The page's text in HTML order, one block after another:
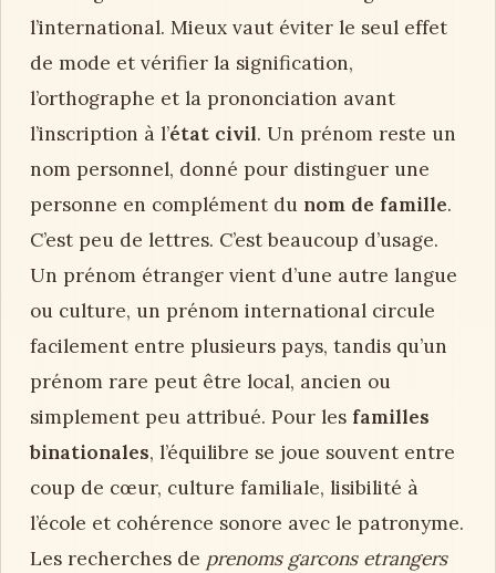
l’international. Mieux vaut éviter le seul effet
de mode et vérifier la signification,
l’orthographe et la prononciation avant
l’inscription à l’état civil. Un prénom reste un
nom personnel, donné pour distinguer une
personne en complément du nom de famille.
C’est peu de lettres. C’est beaucoup d’usage.
Un prénom étranger vient d’une autre langue
ou culture, un prénom international circule
facilement entre plusieurs pays, tandis qu’un
prénom rare peut être local, ancien ou
simplement peu attribué. Pour les familles
binationales, l’équilibre se joue souvent entre
coup de cœur, culture familiale, lisibilité à
l’école et cohérence sonore avec le patronyme.
Les recherches de prenoms garcons etrangers